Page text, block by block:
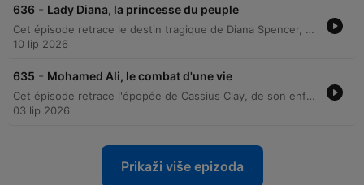
636 - Lady Diana, la princesse du peuple
Cet épisode retrace le destin tragique de Diana Spencer, de son enfance marquée par le divorce de ses parents à son ascension au sein de la monarchie britannique. À travers l'analyse de son mariage avec le prince Charles, l'épisode explore les tensions conjugales, l'impact de la célébrité et la dégradation de sa santé mentale face aux pressions de la Couronne. Le récit poursuit ensuite la fin de vie de la princesse, de sa séparation officielle à sa relation avec Dodi Al-Fayed, jusqu'à sa mort tragique dans le tunnel de l'Alma. L'entretien avec Isabelle Rivère permet de mesurer l'impact de sa personnalité unique sur la monarchie et l'héritage durable qu'elle laisse après sa disparition.
10 lip 2026
635 - Mohamed Ali, le combat d'une vie
Cet épisode retrace l'épopée de Cassius Clay, de son enfance marquée par la ségrégation dans le Kentucky à sa gloire olympique et son premier titre mondial. Nous explorons sa transformation en Mohamed Ali, une mutation profonde liée à sa conversion à l'Islam et à ses engagements politiques contre la guerre du Vietnam, qui ont transformé le champion en icône mondiale. À travers l'analyse de sa carrière, nous abordons ses exploits légendaires comme le 'Rumble in the Jungle' jusqu'au déclin de sa santé face à la maladie de Parkinson. L'entretien souligne comment l'impact sociétal et culturel d'Ali a transcendé le ring pour faire de lui un messager de la paix universel.
03 lip 2026
Prikaži više epizoda